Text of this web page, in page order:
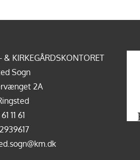
& KIRKEGÅRDSKONTORET
Sogn
2A
11 61